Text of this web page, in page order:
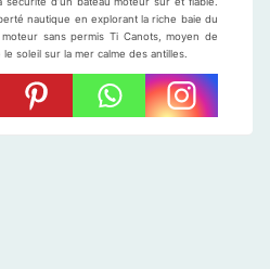
nautique en explorant la riche baie du
sans permis Ti Canots, moyen de
soleil sur la mer calme des antilles.